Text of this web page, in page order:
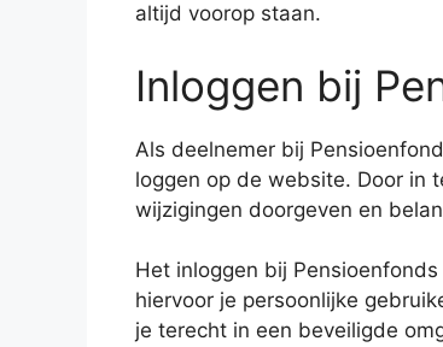
altijd voorop staan.
Inloggen bij
Als deelnemer bij
loggen op de website. Door in
wijzigingen doorgeven en
Het inloggen bij
hiervoor je persoonlijke
je terecht in een beveiligde